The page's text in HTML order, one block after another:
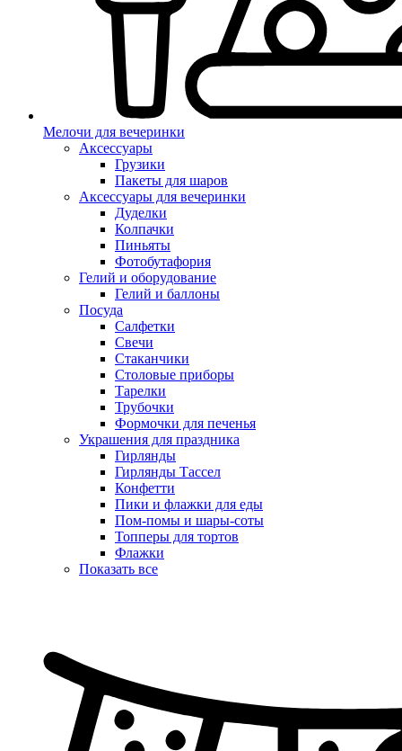
Мелочи для вечеринки
Аксессуары
Грузики
Пакеты для шаров
Аксессуары для вечеринки
Дуделки
Колпачки
Пиньяты
Фотобутафория
Гелий и оборудование
Гелий и баллоны
Посуда
Салфетки
Свечи
Стаканчики
Столовые приборы
Тарелки
Трубочки
Формочки для печенья
Украшения для праздника
Гирлянды
Гирлянды Тассел
Конфетти
Пики и флажки для еды
Пом-помы и шары-соты
Топперы для тортов
Флажки
Показать все